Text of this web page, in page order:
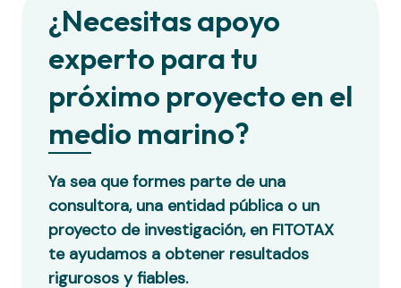
¿Necesitas apoyo
experto para tu
próximo proyecto en el
medio marino?
Ya sea que formes parte de una
consultora, una entidad pública o un
proyecto de investigación, en FITOTAX
te ayudamos a obtener resultados
rigurosos y fiables.